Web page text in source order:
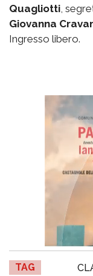
Quagliotti ,
Giovanna
Ingresso libero.
TAG